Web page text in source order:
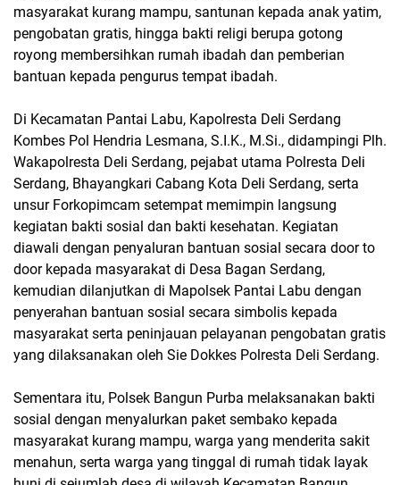
masyarakat kurang mampu, santunan kepada anak yatim,
pengobatan gratis, hingga bakti religi berupa gotong
royong membersihkan rumah ibadah dan pemberian
bantuan kepada pengurus tempat ibadah.
Di Kecamatan Pantai Labu, Kapolresta Deli Serdang
Kombes Pol Hendria Lesmana, S.I.K., M.Si., didampingi Plh.
Wakapolresta Deli Serdang, pejabat utama Polresta Deli
Serdang, Bhayangkari Cabang Kota Deli Serdang, serta
unsur Forkopimcam setempat memimpin langsung
kegiatan bakti sosial dan bakti kesehatan. Kegiatan
diawali dengan penyaluran bantuan sosial secara door to
door kepada masyarakat di Desa Bagan Serdang,
kemudian dilanjutkan di Mapolsek Pantai Labu dengan
penyerahan bantuan sosial secara simbolis kepada
masyarakat serta peninjauan pelayanan pengobatan gratis
yang dilaksanakan oleh Sie Dokkes Polresta Deli Serdang.
Sementara itu, Polsek Bangun Purba melaksanakan bakti
sosial dengan menyalurkan paket sembako kepada
masyarakat kurang mampu, warga yang menderita sakit
menahun, serta warga yang tinggal di rumah tidak layak